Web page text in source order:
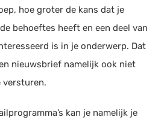
hoe groter de kans dat je
behoeftes heeft en een deel van
is in je onderwerp. Dat
nieuwsbrief namelijk ook niet
versturen.
kan je namelijk je